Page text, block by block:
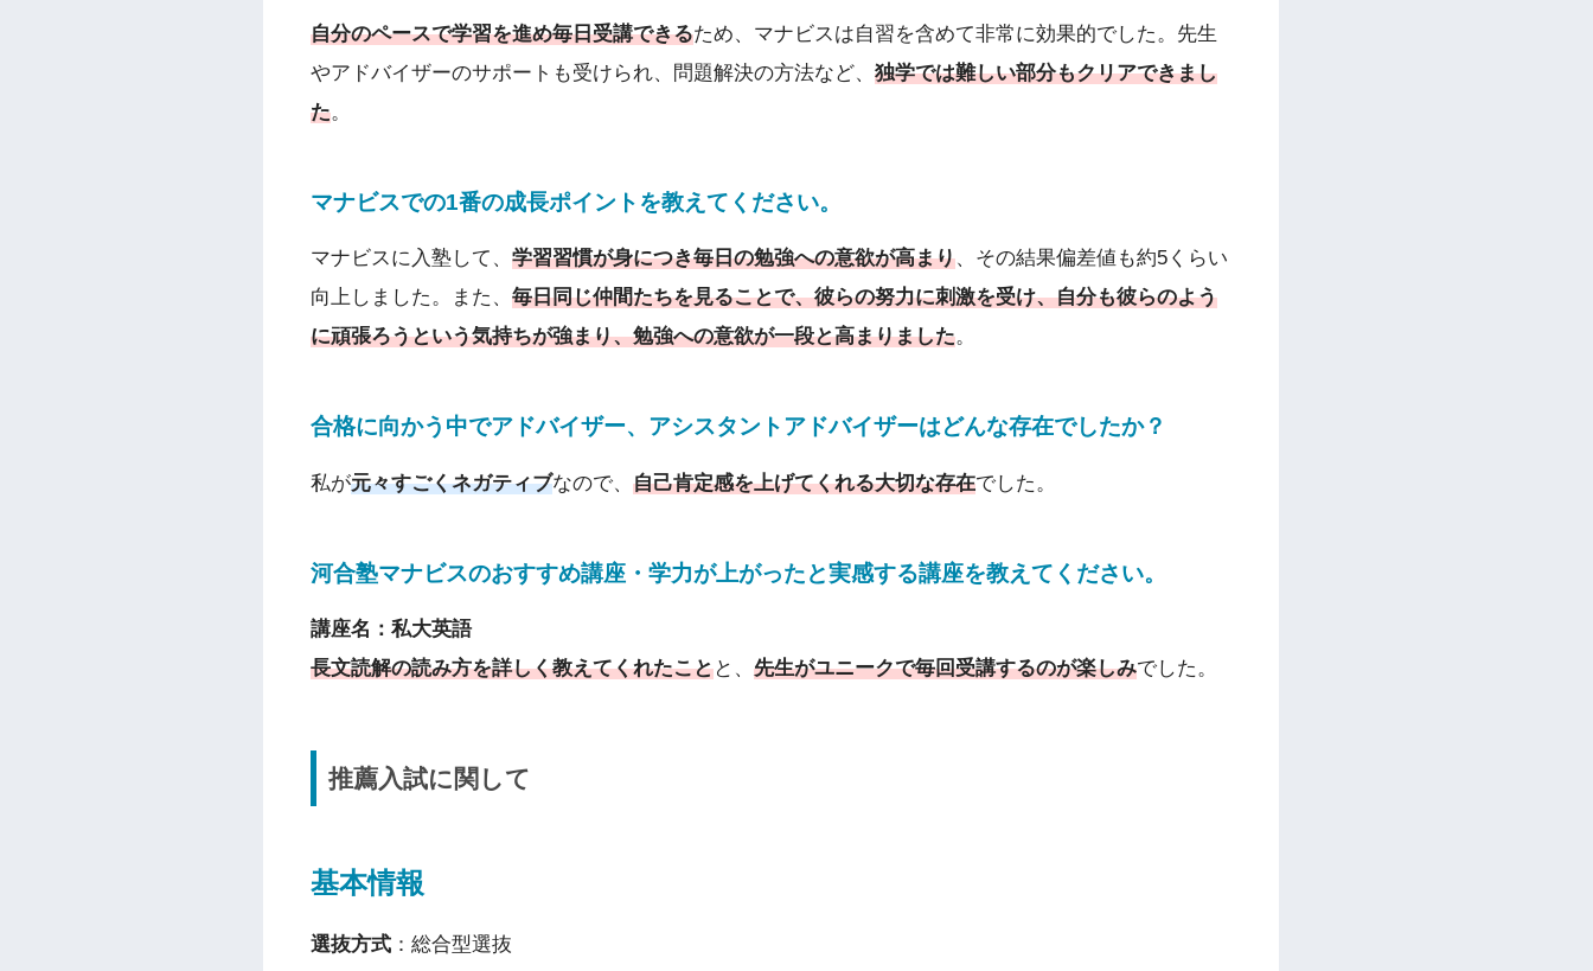
自分のペースで学習を進め毎日受講できるため、マナビスは自習を含めて非常に効果的でした。先生
やアドバイザーのサポートも受けられ、問題解決の方法など、 独学では難しい部分もクリアできまし
た。
マナビスでの1番の成長ポイントを教えてください。
マナビスに入塾して、 学習習慣が身につき毎日の勉強への意欲が高まり、その結果偏差値も約5くらい
向上しました。また、 毎日同じ仲間たちを見ることで、彼らの努力に刺激を受け、自分も彼らのよう
に頑張ろうという気持ちが強まり、勉強への意欲が一段と高まりました。
合格に向かう中でアドバイザー、 アシスタントアドバイザーはどんな存在でしたか？
私が元々すごくネガティブなので、 自己肯定感を上げてくれる大切な存在でした。
河合塾マナビスのおすすめ講座・学力が上がったと実感する講座を教えてください。
講座名：私大英語
長文読解の読み方を詳しく教えてくれたことと、 先生がユニークで毎回受講するのが楽しみでした。
推薦入試に関して
基本情報
選抜方式 ：総合型選抜